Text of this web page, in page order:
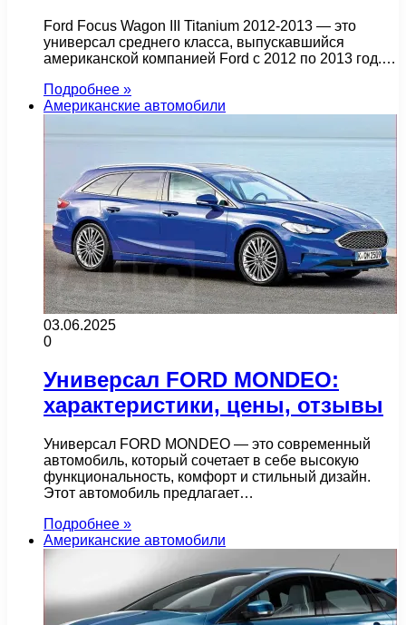
Ford Focus Wagon III Titanium 2012-2013 — это
универсал среднего класса, выпускавшийся
американской компанией Ford с 2012 по 2013 год.…
Подробнее »
Американские автомобили
03.06.2025
0
Универсал FORD MONDEO:
характеристики, цены, отзывы
Универсал FORD MONDEO — это современный
автомобиль, который сочетает в себе высокую
функциональность, комфорт и стильный дизайн.
Этот автомобиль предлагает…
Подробнее »
Американские автомобили